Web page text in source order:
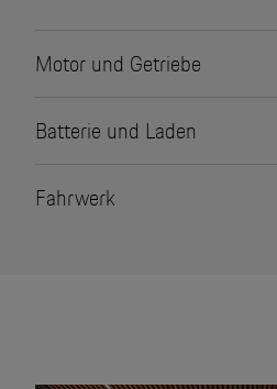
Motor und Getriebe
Batterie und Laden
Fahrwerk